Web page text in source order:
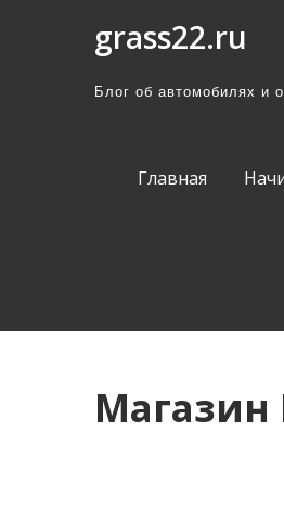
grass22.ru
Блог об автомобилях и
Главная
Магазин